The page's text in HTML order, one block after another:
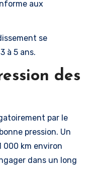
aux
se
à 5 ans.
des
par le
pression. Un
000 km environ
dans un long